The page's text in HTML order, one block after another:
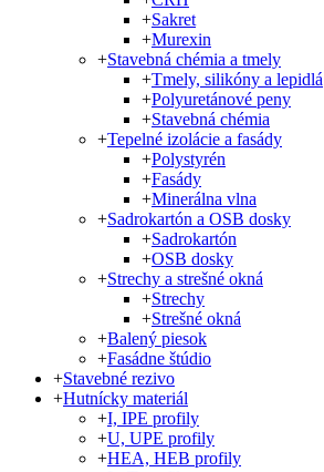
+Sakret
+Murexin
+Stavebná chémia a tmely
+Tmely, silikóny a lepidlá
+Polyuretánové peny
+Stavebná chémia
+Tepelné izolácie a fasády
+Polystyrén
+Fasády
+Minerálna vlna
+Sadrokartón a OSB dosky
+Sadrokartón
+OSB dosky
+Strechy a strešné okná
+Strechy
+Strešné okná
+Balený piesok
+Fasádne štúdio
+Stavebné rezivo
+Hutnícky materiál
+I, IPE profily
+U, UPE profily
+HEA, HEB profily